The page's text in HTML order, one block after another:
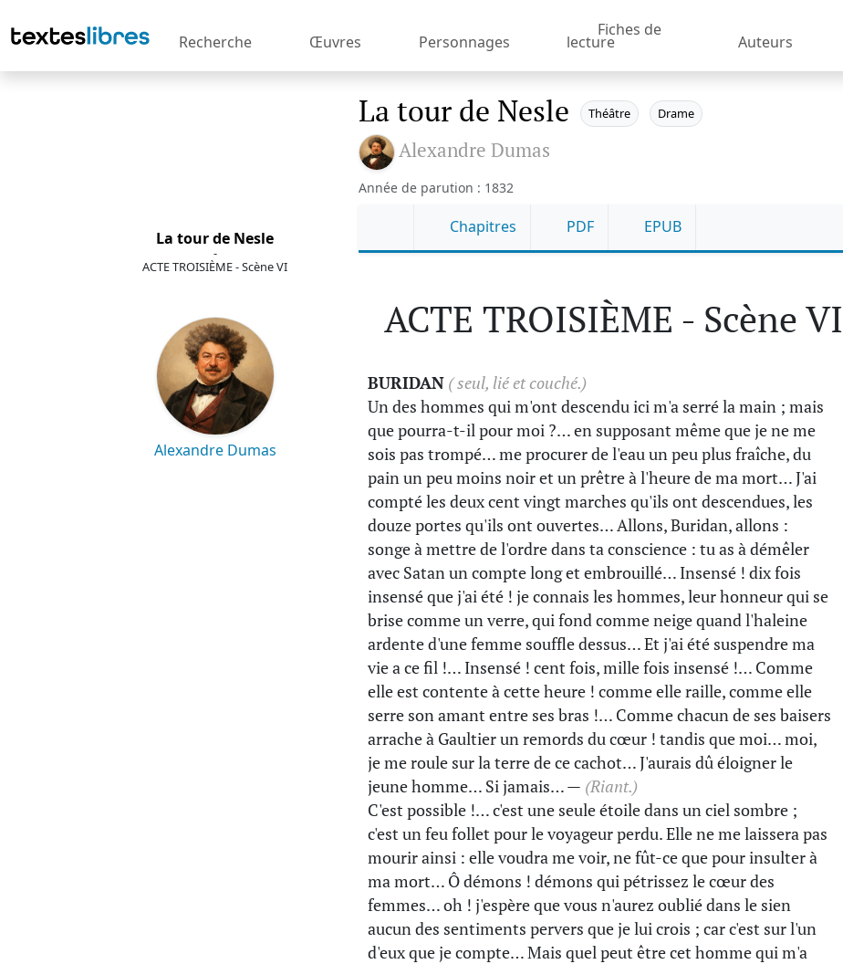
Recherche Œuvres Personnages
Fiches de
lecture Auteurs
La tour de Nesle
-
ACTE TROISIÈME - Scène VI
Alexandre Dumas
La tour de Nesle Théâtre Drame
Alexandre Dumas
Année de parution : 1832
Chapitres PDF EPUB
ACTE TROISIÈME - Scène VI
BURIDAN ( seul, lié et couché.)
Un des hommes qui m'ont descendu ici m'a serré la main ; mais
que pourra-t-il pour moi ?… en supposant même que je ne me
sois pas trompé… me procurer de l'eau un peu plus fraîche, du
pain un peu moins noir et un prêtre à l'heure de ma mort… J'ai
compté les deux cent vingt marches qu'ils ont descendues, les
douze portes qu'ils ont ouvertes… Allons, Buridan, allons :
songe à mettre de l'ordre dans ta conscience : tu as à démêler
avec Satan un compte long et embrouillé… Insensé ! dix fois
insensé que j'ai été ! je connais les hommes, leur honneur qui se
brise comme un verre, qui fond comme neige quand l'haleine
ardente d'une femme souffle dessus… Et j'ai été suspendre ma
vie a ce fil !… Insensé ! cent fois, mille fois insensé !… Comme
elle est contente à cette heure ! comme elle raille, comme elle
serre son amant entre ses bras !… Comme chacun de ses baisers
arrache à Gaultier un remords du cœur ! tandis que moi… moi,
je me roule sur la terre de ce cachot… J'aurais dû éloigner le
jeune homme… Si jamais… — (Riant.)
C'est possible !… c'est une seule étoile dans un ciel sombre ;
c'est un feu follet pour le voyageur perdu. Elle ne me laissera pas
mourir ainsi : elle voudra me voir, ne fût-ce que pour insulter à
ma mort… Ô démons ! démons qui pétrissez le cœur des
femmes… oh ! j'espère que vous n'aurez oublié dans le sien
aucun des sentiments pervers que je lui crois ; car c'est sur l'un
d'eux que je compte… Mais quel peut être cet homme qui m'a